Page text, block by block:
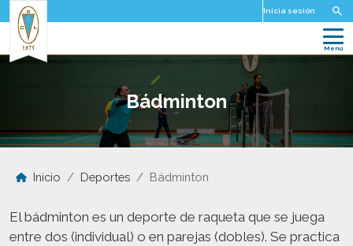
Pasar al contenido principal Inicia sesión
Bádminton
Inicio Deportes Bádminton
El bádminton es un deporte de raqueta que se juega
entre dos (individual) o en parejas (dobles). Se practica